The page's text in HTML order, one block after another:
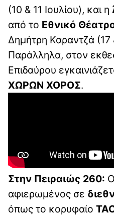
(10 & 11 Ιουλίου), και η
από το Εθνικό
Δημήτρη Καραντζά (17
Παράλληλα, στον
Επιδαύρου
ΧΩΡΩΝ ΧΟΡΟΣ.
Στην Πειραιώς 260:
αφιερωμένος σε
όπως το κορυφαίο